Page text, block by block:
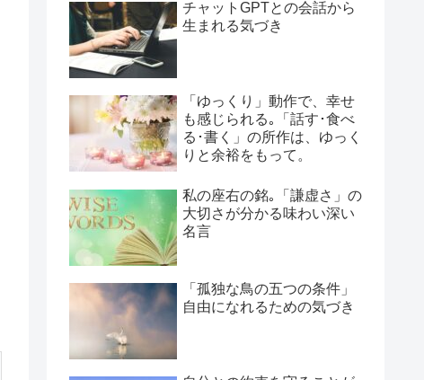
チャットGPTとの会話から
生まれる気づき
「ゆっくり」動作で、幸せ
も感じられる｡「話す･食べ
る･書く」の所作は、ゆっく
りと余裕をもって。
私の座右の銘｡「謙虚さ」の
大切さが分かる味わい深い
名言
「孤独な鳥の五つの条件」
自由になれるための気づき